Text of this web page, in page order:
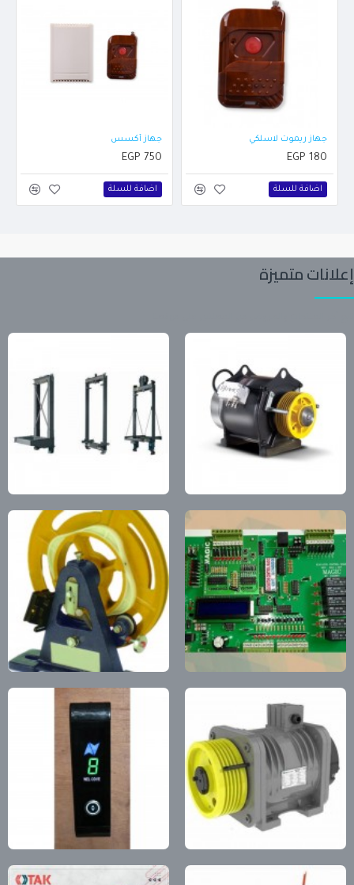
جهاز ريموت لاسلكي
EGP 180
اضافة للسلة
جهاز أكسس
EGP 750
اضافة للسلة
إعلانات متميزة